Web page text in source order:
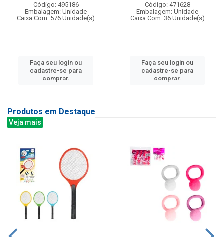
Código: 495186
Embalagem: Unidade
Caixa Com: 576 Unidade(s)
Faça seu login ou
cadastre-se para
comprar.
Código: 471628
Embalagem: Unidade
Caixa Com: 36 Unidade(s)
Faça seu login ou
cadastre-se para
comprar.
Produtos em Destaque
Veja mais